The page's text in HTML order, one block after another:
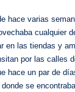
hace varias
cualquier
en las tiendas y
por las calles
hace un par de
se